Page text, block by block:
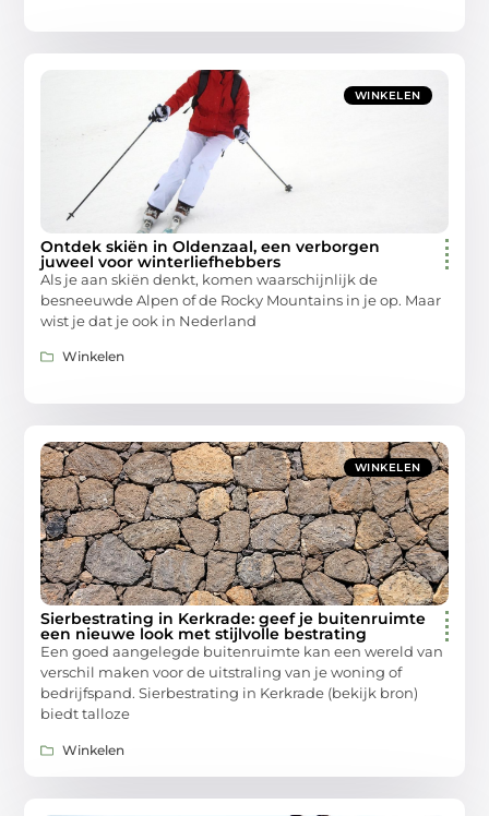
WINKELEN
Ontdek skiën in Oldenzaal, een verborgen
juweel voor winterliefhebbers
Als je aan skiën denkt, komen waarschijnlijk de
besneeuwde Alpen of de Rocky Mountains in je op. Maar
wist je dat je ook in Nederland
Winkelen
WINKELEN
Sierbestrating in Kerkrade: geef je buitenruimte
een nieuwe look met stijlvolle bestrating
Een goed aangelegde buitenruimte kan een wereld van
verschil maken voor de uitstraling van je woning of
bedrijfspand. Sierbestrating in Kerkrade (bekijk bron)
biedt talloze
Winkelen